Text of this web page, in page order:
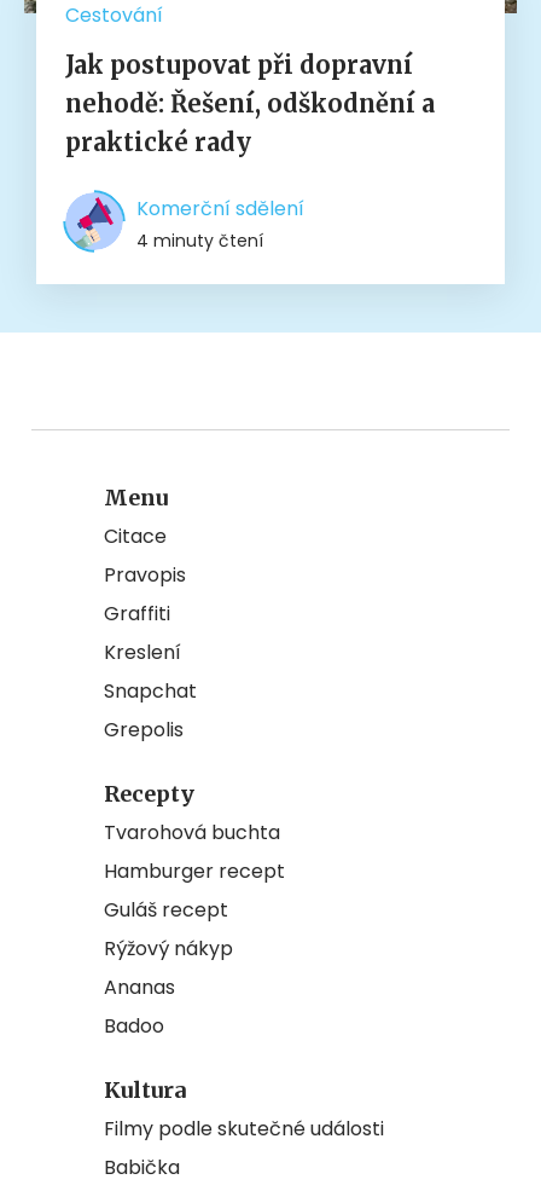
Cestování
Jak postupovat při dopravní
nehodě: Řešení, odškodnění a
praktické rady
Komerční sdělení
4 minuty čtení
Menu
Citace
Pravopis
Graffiti
Kreslení
Snapchat
Grepolis
Recepty
Tvarohová buchta
Hamburger recept
Guláš recept
Rýžový nákyp
Ananas
Badoo
Kultura
Filmy podle skutečné události
Babička